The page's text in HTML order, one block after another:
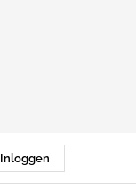
Inloggen